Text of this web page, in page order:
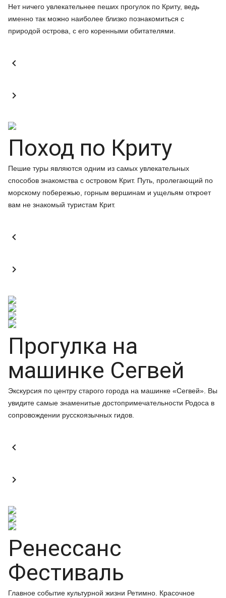
Нет ничего увлекательнее пеших прогулок по Криту, ведь
именно так можно наиболее близко познакомиться с
природой острова, с его коренными обитателями.


Поход по Криту
Пешие туры являются одним из самых увлекательных
способов знакомства с островом Крит. Путь, пролегающий по
морскому побережью, горным вершинам и ущельям откроет
вам не знакомый туристам Крит.


Прогулка на
машинке Сегвей
Экскурсия по центру старого города на машинке «Сегвей». Вы
увидите самые знаменитые достопримечательности Родоса в
сопровождении русскоязычных гидов.


Ренессанс
Фестиваль
Главное событие культурной жизни Ретимно. Красочное